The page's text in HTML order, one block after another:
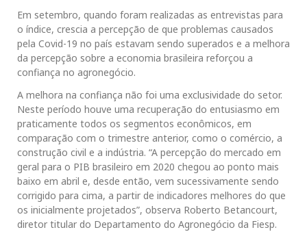
Em setembro, quando foram realizadas as entrevistas para
o índice, crescia a percepção de que problemas causados
pela Covid-19 no país estavam sendo superados e a melhora
da percepção sobre a economia brasileira reforçou a
confiança no agronegócio.
A melhora na confiança não foi uma exclusividade do setor.
Neste período houve uma recuperação do entusiasmo em
praticamente todos os segmentos econômicos, em
comparação com o trimestre anterior, como o comércio, a
construção civil e a indústria. “A percepção do mercado em
geral para o PIB brasileiro em 2020 chegou ao ponto mais
baixo em abril e, desde então, vem sucessivamente sendo
corrigido para cima, a partir de indicadores melhores do que
os inicialmente projetados”, observa Roberto Betancourt,
diretor titular do Departamento do Agronegócio da Fiesp.